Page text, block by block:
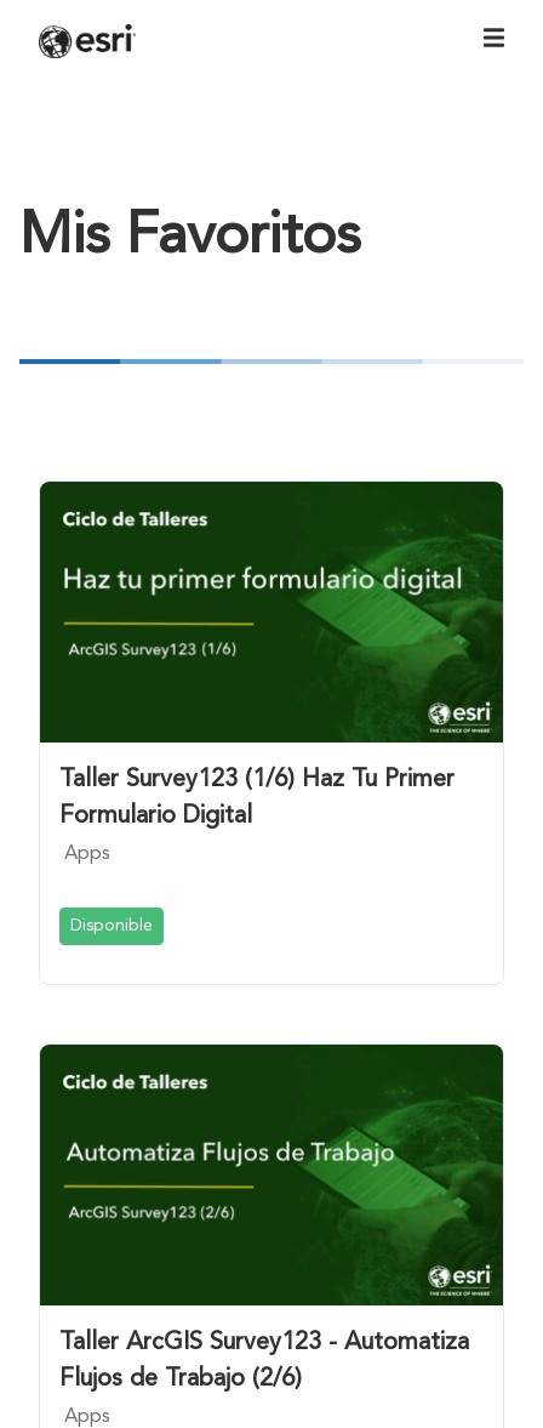
Mis Favoritos
Taller Survey123 (1/6) Haz Tu Primer
Formulario Digital
Apps
Disponible
Taller ArcGIS Survey123 - Automatiza
Flujos de Trabajo (2/6)
Apps